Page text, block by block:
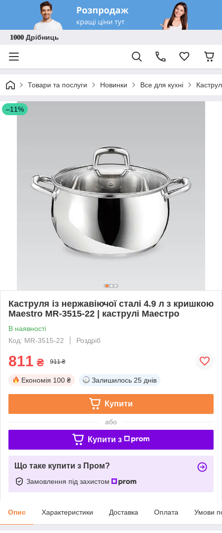
𝟏𝟎𝟎𝟎 Дрібниць
Товари та послуги Новинки Все для кухні
–11%
Каструля із нержавіючої сталі 4.9 л з кришкою
Maestro MR-3515-22 | каструлі Маестро
В наявності
Код: MR-3515-22
Роздріб
811 ₴ 911 ₴
Економія 100 ₴ Залишилось 25 днів
Купити
або
Купити з
Що таке купити з Пром?
Замовлення під захистом
Опис Характеристики Доставка Оплата Умови